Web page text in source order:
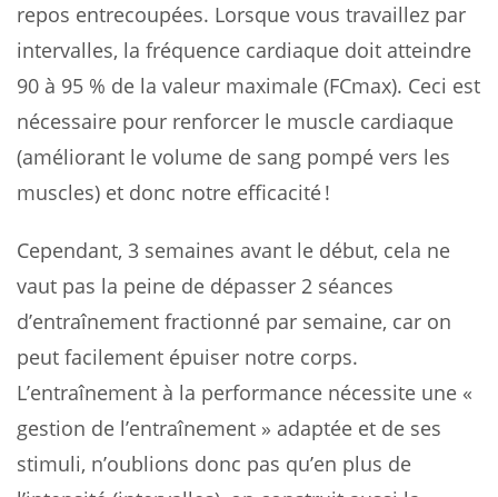
repos entrecoupées. Lorsque vous travaillez par
intervalles, la fréquence cardiaque doit atteindre
90 à 95 % de la valeur maximale (FCmax). Ceci est
nécessaire pour renforcer le muscle cardiaque
(améliorant le volume de sang pompé vers les
muscles) et donc notre efficacité !
Cependant, 3 semaines avant le début, cela ne
vaut pas la peine de dépasser 2 séances
d’entraînement fractionné par semaine, car on
peut facilement épuiser notre corps.
L’entraînement à la performance nécessite une «
gestion de l’entraînement » adaptée et de ses
stimuli, n’oublions donc pas qu’en plus de